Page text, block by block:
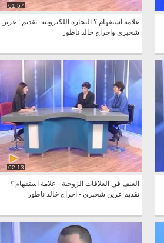
01:57
علامة استفهام ؟ التجارة اللكترونية -تقديم : عرين
شحبري واخراج خالد ناطور
02:13
العنف في العلاقات الزوجية - علامة استفهام ؟ -
تقديم عرين شحبري - اخراج خالد ناطور